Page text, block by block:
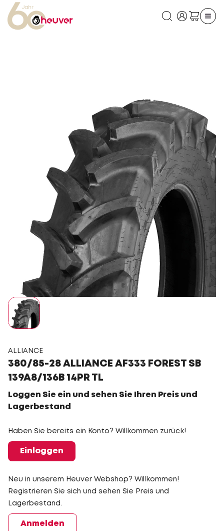
ALLIANCE
380/85-28 ALLIANCE AF333 FOREST SB
139A8/136B 14PR TL
Loggen Sie ein und sehen Sie Ihren Preis und
Lagerbestand
Haben Sie bereits ein Konto? Willkommen zurück!
Einloggen
Neu in unserem Heuver Webshop? Willkommen!
Registrieren Sie sich und sehen Sie Preis und
Lagerbestand.
Anmelden